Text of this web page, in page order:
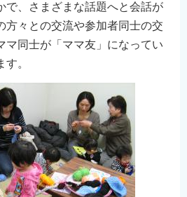
、さまざまな話題へと会話が
方々との交流や参加者同士の交
マ同士が「ママ友」になってい
。